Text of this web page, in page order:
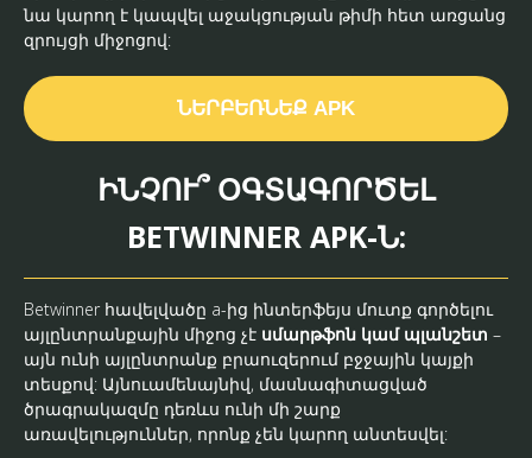
նա կարող է կապվել աջակցության թիմի հետ առցանց
զրույցի միջոցով:
ՆԵՐԲԵՌՆԵՔ APK
ԻՆՉՈՒ՞ ՕԳՏԱԳՈՐԾԵԼ
BETWINNER APK-Ն:
Betwinner հավելվածը a-ից ինտերֆեյս մուտք գործելու
այլընտրանքային միջոց չէ սմարթֆոն կամ պլանշետ –
այն ունի այլընտրանք բրաուզերում բջջային կայքի
տեսքով: Այնուամենայնիվ, մասնագիտացված
ծրագրակազմը դեռևս ունի մի շարք
առավելություններ, որոնք չեն կարող անտեսվել: